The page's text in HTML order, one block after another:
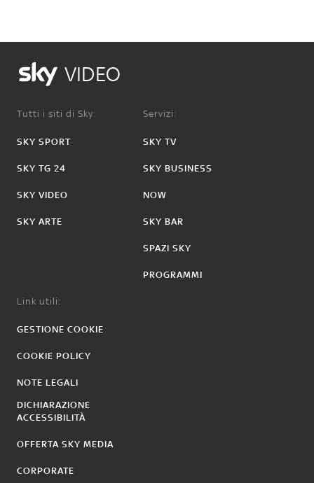
VIDEO
Tutti i siti di Sky:
SKY SPORT
SKY TG 24
SKY VIDEO
SKY ARTE
Servizi:
SKY TV
SKY BUSINESS
NOW
SKY BAR
SPAZI SKY
PROGRAMMI
Link utili:
GESTIONE COOKIE
COOKIE POLICY
NOTE LEGALI
DICHIARAZIONE
ACCESSIBILITÀ
OFFERTA SKY MEDIA
CORPORATE